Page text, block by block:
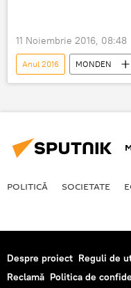
11 Noiembrie 2016, 08:48
Anul 2016 MONDEN
Zodie
POLITICĂ SOCIETATE
Despre proiect Reguli de
Reclamă Politica de